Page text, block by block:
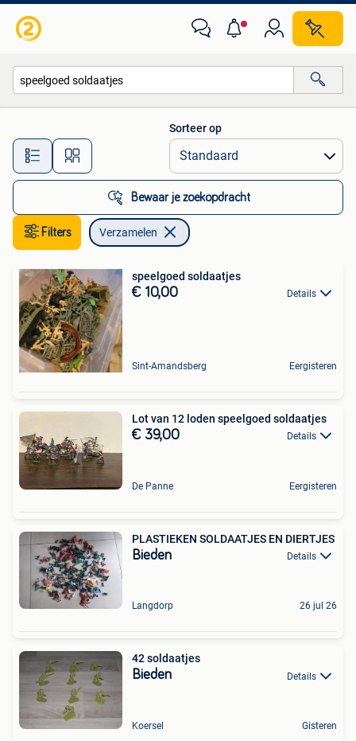
Alle afstanden…
Sorteer op
Bewaar je zoekopdracht
Filters Verzamelen
speelgoed soldaatjes
€ 10,00 Details
Sint-Amandsberg Eergisteren
Lot van 12 loden speelgoed soldaatjes
€ 39,00 Details
De Panne Eergisteren
PLASTIEKEN SOLDAATJES EN DIERTJES
Bieden Details
Langdorp 26 jul 26
42 soldaatjes
Bieden Details
Koersel Gisteren